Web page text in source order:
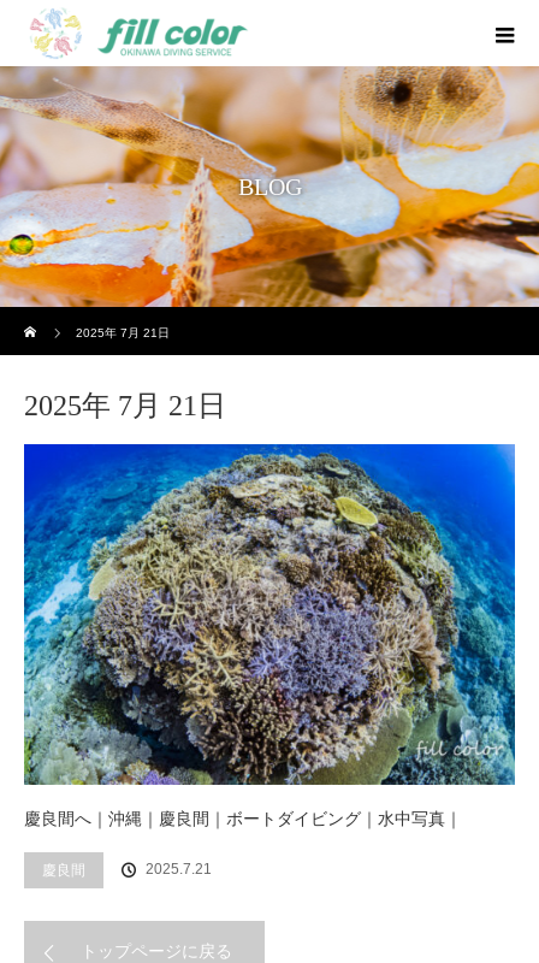
BLOG
2025年 7月 21日
2025年 7月 21日
慶良間へ｜沖縄｜慶良間｜ボートダイビング｜水中写真｜
慶良間 2025.7.21
トップページに戻る